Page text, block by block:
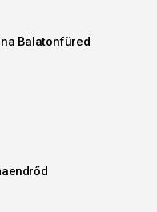
Balatonfüred